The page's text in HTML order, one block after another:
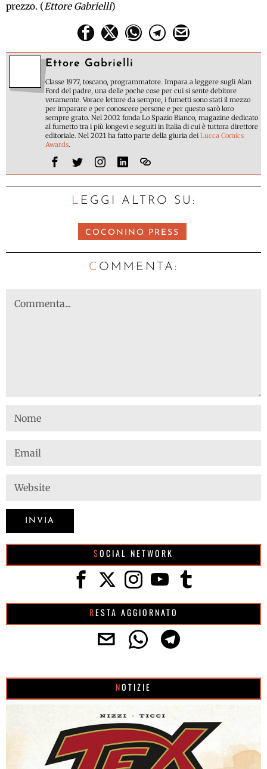
prezzo. (Ettore Gabrielli)
Ettore Gabrielli
Classe 1977, toscano, programmatore. Impara a leggere sugli Alan
Ford del padre, una delle poche cose per cui si sente debitore
veramente. Vorace lettore da sempre, i fumetti sono stati il mezzo
per imparare e per conoscere persone e per questo sarò loro
sempre grato. Nel 2002 fonda Lo Spazio Bianco, magazine dedicato
al fumetto tra i più longevi e seguiti in Italia di cui è tuttora direttore
editoriale. Nel 2021 ha fatto parte della giuria deiLucca Comics
Awards.
LEGGI ALTRO SU:
COCONINO PRESS
C OMMENTA:
SOCIAL NETWORK
RESTA AGGIORNATO
NOTIZIE